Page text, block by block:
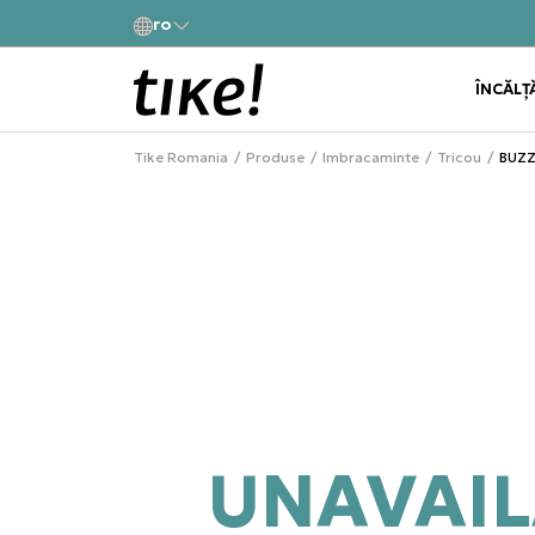
roCumpără acum, plateste mai târziu 3 rate fără
Tike Romania Produse Imbracaminte Tricou